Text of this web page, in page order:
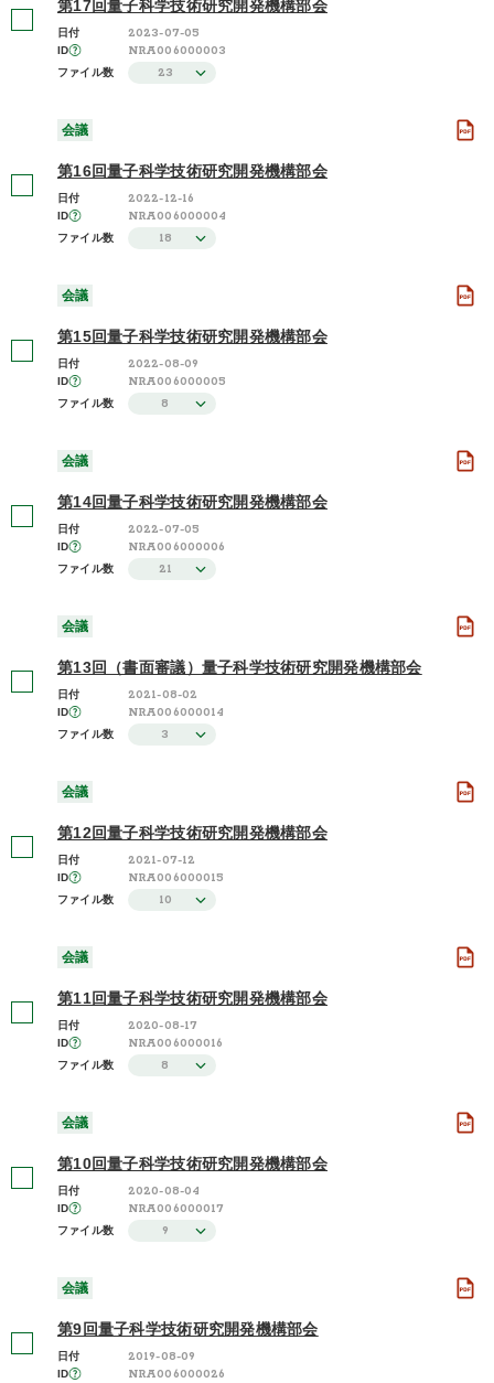
第17回量子科学技術研究開発機構部会
日付 2023-07-05
ID NRA006000003
ファイル数 23
会議
第16回量子科学技術研究開発機構部会
日付 2022-12-16
ID NRA006000004
ファイル数 18
会議
第15回量子科学技術研究開発機構部会
日付 2022-08-09
ID NRA006000005
ファイル数 8
会議
第14回量子科学技術研究開発機構部会
日付 2022-07-05
ID NRA006000006
ファイル数 21
会議
第13回（書面審議）量子科学技術研究開発機構部会
日付 2021-08-02
ID NRA006000014
ファイル数 3
会議
第12回量子科学技術研究開発機構部会
日付 2021-07-12
ID NRA006000015
ファイル数 10
会議
第11回量子科学技術研究開発機構部会
日付 2020-08-17
ID NRA006000016
ファイル数 8
会議
第10回量子科学技術研究開発機構部会
日付 2020-08-04
ID NRA006000017
ファイル数 9
会議
第9回量子科学技術研究開発機構部会
日付 2019-08-09
ID NRA006000026